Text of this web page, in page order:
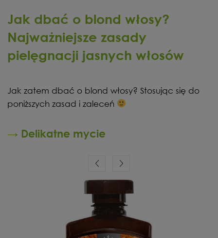
Jak dbać o blond włosy?
Najważniejsze zasady
pielęgnacji jasnych włosów
Jak zatem dbać o blond włosy? Stosując się do
poniższych zasad i zaleceń
→ Delikatne mycie